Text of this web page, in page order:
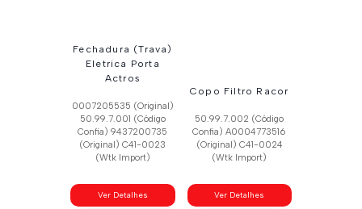
Fechadura (Trava)
Eletrica Porta
Actros
0007205535 (Original)
50.99.7.001 (Código
Confia) 9437200735
(Original) C41-0023
(Wtk Import)
Ver Detalhes
Copo Filtro Racor
50.99.7.002 (Código
Confia) A0004773516
(Original) C41-0024
(Wtk Import)
Ver Detalhes